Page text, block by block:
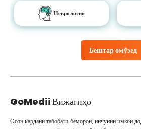
Бештар омӯзед
Неврология
GoMediiВижагиҳо
Осон кардани табобати беморон, инчунин имкон